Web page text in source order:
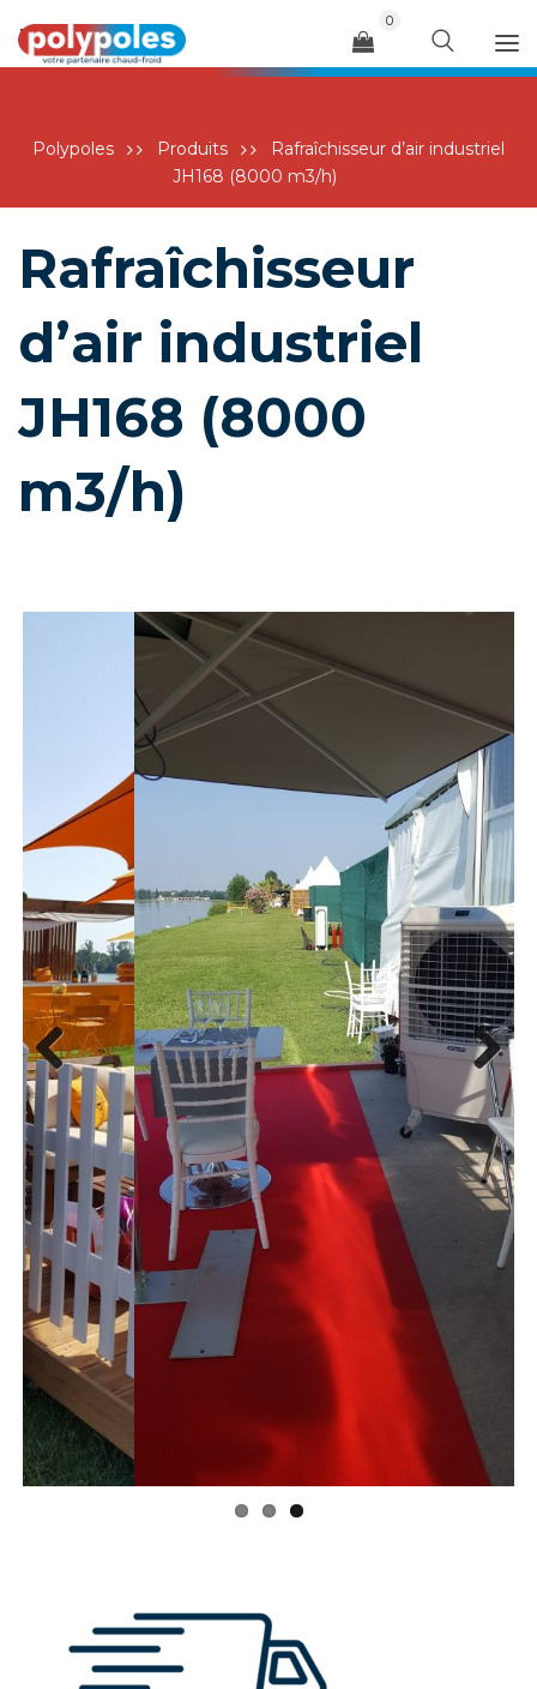
Menu
0
Polypoles Produits
Rafraîchisseur d’air industriel
JH168 (8000 m3/h)
Rafraîchisseur
d’air industriel
JH168 (8000
m3/h)
Previous Next